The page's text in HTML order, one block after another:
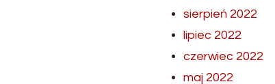
sierpień 2022
lipiec 2022
czerwiec 2022
maj 2022